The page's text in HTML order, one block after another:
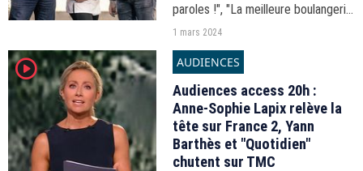
paroles !", "La meilleure boulangerie
de France"... Les audiences du 19h-
1 mars 2024
player2 AUDIENCES
Audiences access 20h :
Anne-Sophie Lapix relève la
tête sur France 2, Yann
Barthès et "Quotidien"
chutent sur TMC